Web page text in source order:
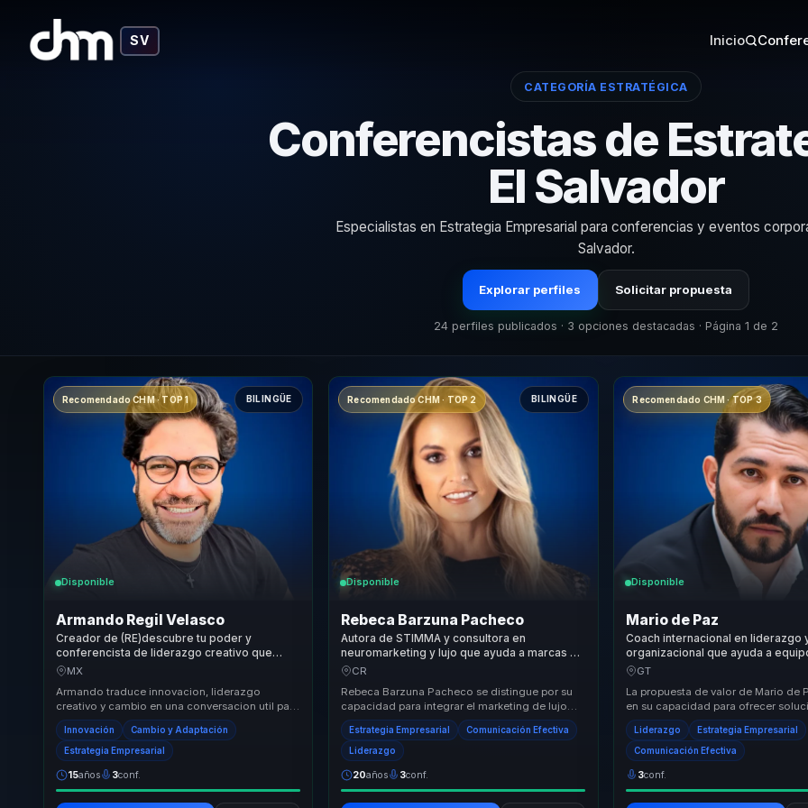
SV Inicio
CATEGORÍA ESTRATÉGICA
Conferencistas de
El Salvador
Especialistas en Estrategia Empresarial para conferencias y eventos
Salvador.
Explorar perfiles Solicitar propuesta
24 perfiles publicados · 3 opciones destacadas · Página 1 de 2
Recomendado CHM · TOP 1 BILINGÜE
Disponible
Armando Regil Velasco
Creador de (RE)descubre tu poder y
conferencista de liderazgo creativo que
convierte innovacion disruptiva en accion
MX
Armando traduce innovacion, liderazgo
creativo y cambio en una conversacion util para
organizaciones que quieren preparar mejor a
sus equ...
Innovación Cambio y Adaptación
Estrategia Empresarial
15años 3conf.
Recomendado CHM · TOP 2 BILINGÜE
Disponible
Rebeca Barzuna Pacheco
Autora de STIMMA y consultora en
neuromarketing y lujo que ayuda a marcas a
convertir storytelling y estrategia en
CR
Rebeca Barzuna Pacheco se distingue por su
capacidad para integrar el marketing de lujo
con el neuromarketing, ofreciendo un enfoque
únic...
Estrategia Empresarial Comunicación Efectiva
Liderazgo
20años 3conf.
Recomendado CHM · TOP 3
Disponible
Mario de Paz
Coach internacional en liderazgo
organizacional que ayuda a
convertir estrategia y finanzas en
GT
La propuesta de valor de Mario de
en su capacidad para ofrecer
integrales que combinan
Su enf...
Liderazgo Estrategia Empresarial
Comunicación Efectiva
3conf.